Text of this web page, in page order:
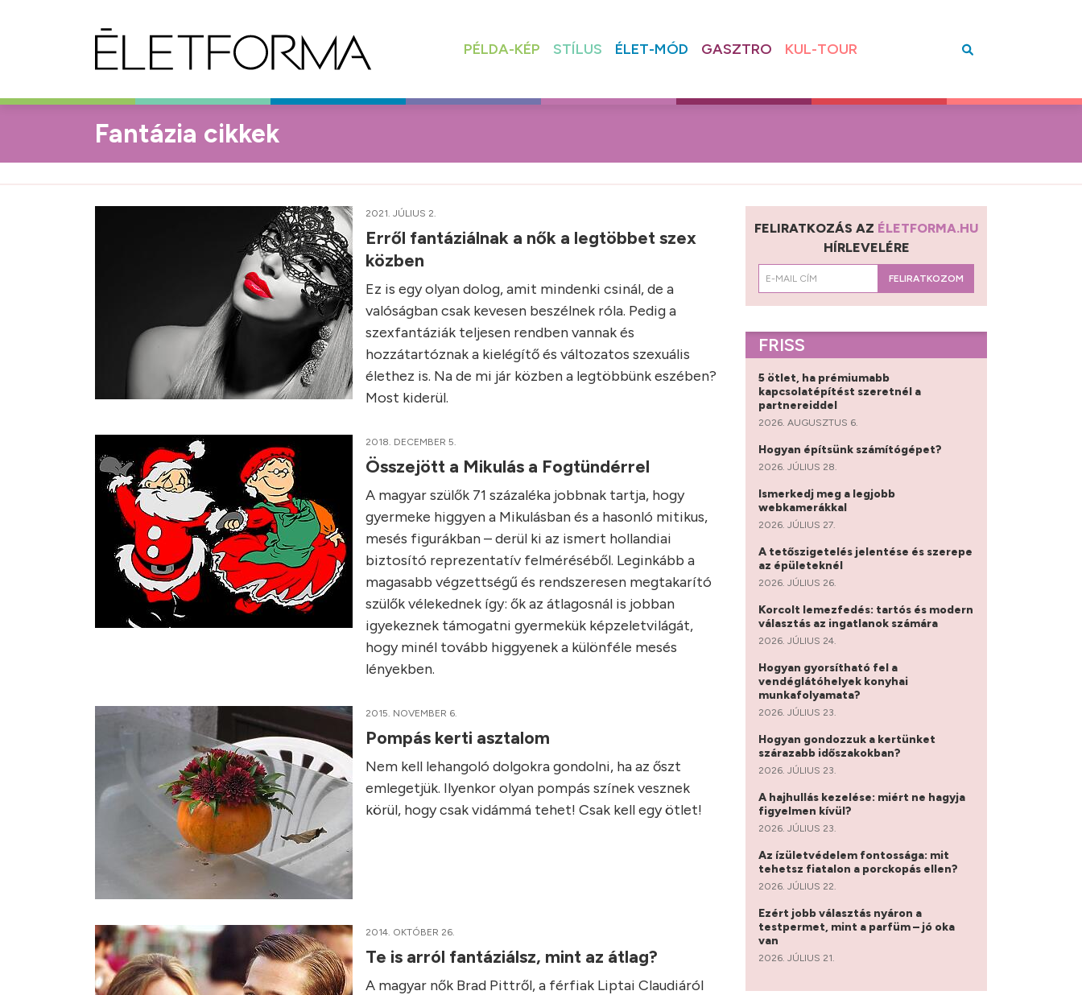
PÉLDA-KÉP STÍLUS ÉLET-MÓD GASZTRO KUL-TOUR
Fantázia cikkek
2021. JÚLIUS 2.
Erről fantáziálnak a nők a legtöbbet szex
közben
Ez is egy olyan dolog, amit mindenki csinál, de a
valóságban csak kevesen beszélnek róla. Pedig a
szexfantáziák teljesen rendben vannak és
hozzátartóznak a kielégítő és változatos szexuális
élethez is. Na de mi jár közben a legtöbbünk eszében?
Most kiderül.
2018. DECEMBER 5.
Összejött a Mikulás a Fogtündérrel
A magyar szülők 71 százaléka jobbnak tartja, hogy
gyermeke higgyen a Mikulásban és a hasonló mitikus,
mesés figurákban – derül ki az ismert hollandiai
biztosító reprezentatív felméréséből. Leginkább a
magasabb végzettségű és rendszeresen megtakarító
szülők vélekednek így: ők az átlagosnál is jobban
igyekeznek támogatni gyermekük képzeletvilágát,
hogy minél tovább higgyenek a különféle mesés
lényekben.
2015. NOVEMBER 6.
Pompás kerti asztalom
Nem kell lehangoló dolgokra gondolni, ha az őszt
emlegetjük. Ilyenkor olyan pompás színek vesznek
körül, hogy csak vidámmá tehet! Csak kell egy ötlet!
2014. OKTÓBER 26.
Te is arról fantáziálsz, mint az átlag?
A magyar nők Brad Pittről, a férfiak Liptai Claudiáról
FELIRATKOZÁS AZ ÉLETFORMA.HU
HÍRLEVELÉRE
FELIRATKOZOM
FRISS
5 ötlet, ha prémiumabb
kapcsolatépítést szeretnél a
partnereiddel
2026. AUGUSZTUS 6.
Hogyan építsünk számítógépet?
2026. JÚLIUS 28.
Ismerkedj meg a legjobb
webkamerákkal
2026. JÚLIUS 27.
A tetőszigetelés jelentése és szerepe
az épületeknél
2026. JÚLIUS 26.
Korcolt lemezfedés: tartós és modern
választás az ingatlanok számára
2026. JÚLIUS 24.
Hogyan gyorsítható fel a
vendéglátóhelyek konyhai
munkafolyamata?
2026. JÚLIUS 23.
Hogyan gondozzuk a kertünket
szárazabb időszakokban?
2026. JÚLIUS 23.
A hajhullás kezelése: miért ne hagyja
figyelmen kívül?
2026. JÚLIUS 23.
Az ízületvédelem fontossága: mit
tehetsz fiatalon a porckopás ellen?
2026. JÚLIUS 22.
Ezért jobb választás nyáron a
testpermet, mint a parfüm – jó oka
van
2026. JÚLIUS 21.